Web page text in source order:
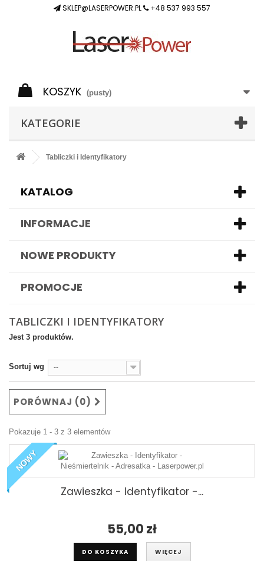
SKLEP@LASERPOWER.PL +48 537 993 557
KOSZYK (pusty)
KATEGORIE
Tabliczki i Identyfikatory
KATALOG
INFORMACJE
NOWE PRODUKTY
PROMOCJE
TABLICZKI I IDENTYFIKATORY
Jest 3 produktów.
Sortuj wg --
PORÓWNAJ (0)
Pokazuje 1 - 3 z 3 elementów
NOWY
Zawieszka - Identyfikator -...
55,00 zł
DO KOSZYKA WIĘCEJ